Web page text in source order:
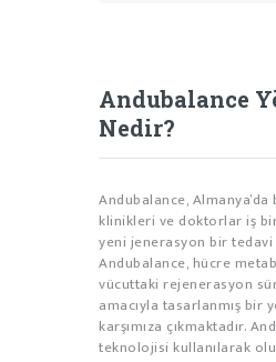
Andubalance
Nedir?
Andubalance,
klinikleri ve doktorlar iş
yeni jenerasyon bir
Andubalance, hücre
vücuttaki rejenerasyon
amacıyla tasarlanmış bir
karşımıza çıkmaktadır.
teknolojisi kullanılarak